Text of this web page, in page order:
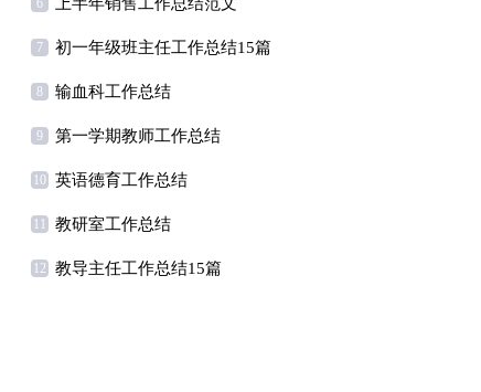
6
7 初一年级班主任工作总结15篇
8 输血科工作总结
9 第一学期教师工作总结
10 英语德育工作总结
11 教研室工作总结
12 教导主任工作总结15篇